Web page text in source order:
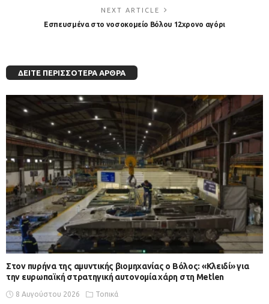
NEXT ARTICLE
Εσπευσμένα στο νοσοκομείο Βόλου 12χρονο αγόρι
ΔΕΊΤΕ ΠΕΡΙΣΣΌΤΕΡΑ ΆΡΘΡΑ
Στον πυρήνα της αμυντικής βιομηχανίας ο Βόλος: «Κλειδί» για
την ευρωπαϊκή στρατηγική αυτονομία χάρη στη Metlen
8 Αυγούστου 2026 Τοπικά